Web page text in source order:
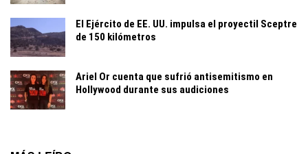
El Ejército de EE. UU. impulsa el proyectil Sceptre
de 150 kilómetros
Ariel Or cuenta que sufrió antisemitismo en
Hollywood durante sus audiciones